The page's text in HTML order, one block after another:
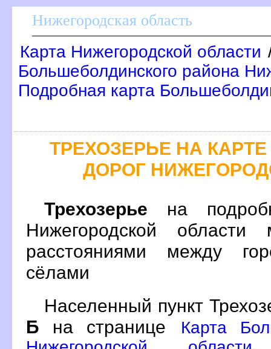
Нижегородская область
Карта Нижегородской области
Большеболдинского района
Подробная карта
ТРЕХОЗЕРЬЕ НА
ДОРОГ
Трехозерье на
Нижегородской
расстояниями между
сёлами
Населенный пункт
Б на странице
Карта